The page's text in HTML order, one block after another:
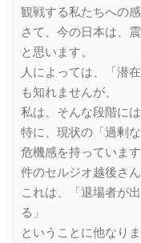
観戦する私たちへの
さて、今の日本は、
と思います。
人によっては、「潜
も知れませんが、
私は、そんな段階に
特に、現状の「過剰
危機感を持っています
件のセルジオ越後さ
これは、「退場者が
る」
ということに他なりま